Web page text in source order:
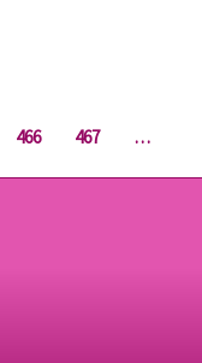
466 467
…